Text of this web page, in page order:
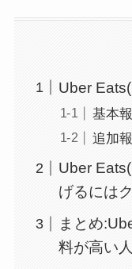
Uber
基本
追加
Uber
げるには
まとめ
料が高い